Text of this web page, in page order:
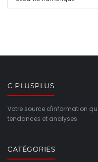
C PLUSPLUS
Votre source d'information
tendances et analyses.
CATÉGORIES